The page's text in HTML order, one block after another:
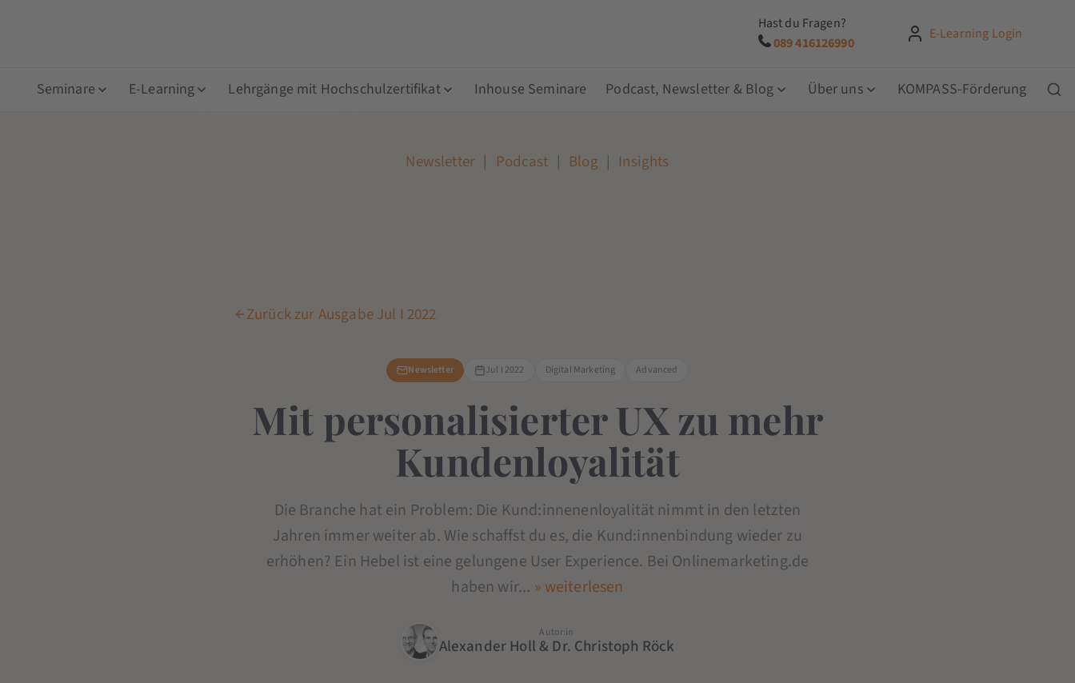
Hast du Fragen?
089 416126990
E-Learning Login
Seminare E-Learning Lehrgänge mit Hochschulzertifikat Inhouse Seminare Podcast, Newsletter & Blog Über uns KOMPASS-Förderung
Newsletter | Podcast | Blog | Insights
Zurück zur Ausgabe Jul I 2022
Newsletter Jul I 2022 Digital Marketing Advanced
Mit personalisierter UX zu mehr
Kundenloyalität
Die Branche hat ein Problem: Die Kund:innenenloyalität nimmt in den letzten
Jahren immer weiter ab. Wie schaffst du es, die Kund:innenbindung wieder zu
erhöhen? Ein Hebel ist eine gelungene User Experience. Bei Onlinemarketing.de
haben wir... » weiterlesen
Autor:in
Alexander Holl & Dr. Christoph Röck